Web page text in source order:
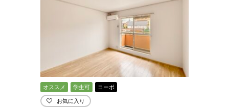
オススメ 学生可 コーポ
お気に入り